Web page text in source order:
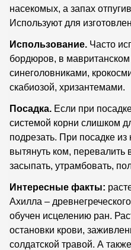
насекомых, а запах
Используют для
Использование. Часто
бордюров, в мавританском
синеголовниками,
скабиозой, хризантемами.
Посадка. Если при
системой корни слишком
подрезать. При посадке из
вытянуть ком, перевалить
засыпать, утрамбовать,
Интересные факты:
Ахилла –
обучен исцелению ран.
остановки крови,
солдатской травой. А